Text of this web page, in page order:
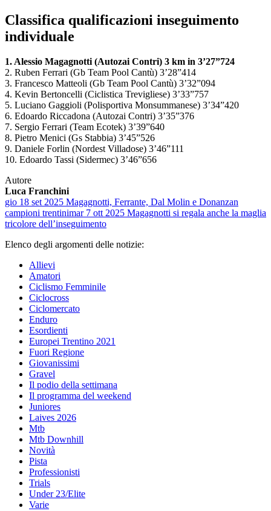
Classifica qualificazioni inseguimento
individuale
1. Alessio Magagnotti (Autozai Contri) 3 km in 3’27”724
2. Ruben Ferrari (Gb Team Pool Cantù) 3’28”414
3. Francesco Matteoli (Gb Team Pool Cantù) 3’32”094
4. Kevin Bertoncelli (Ciclistica Trevigliese) 3’33”757
5. Luciano Gaggioli (Polisportiva Monsummanese) 3’34”420
6. Edoardo Riccadona (Autozai Contri) 3’35”376
7. Sergio Ferrari (Team Ecotek) 3’39”640
8. Pietro Menici (Gs Stabbia) 3’45”526
9. Daniele Forlin (Nordest Villadose) 3’46”111
10. Edoardo Tassi (Sidermec) 3’46”656
Autore
Luca Franchini
gio 18 set 2025 Magagnotti, Ferrante, Dal Molin e Donanzan
campioni trentinimar 7 ott 2025 Magagnotti si regala anche la maglia
tricolore dell’inseguimento
Elenco degli argomenti delle notizie:
Allievi
Amatori
Ciclismo Femminile
Ciclocross
Ciclomercato
Enduro
Esordienti
Europei Trentino 2021
Fuori Regione
Giovanissimi
Gravel
Il podio della settimana
Il programma del weekend
Juniores
Laives 2026
Mtb
Mtb Downhill
Novità
Pista
Professionisti
Trials
Under 23/Elite
Varie